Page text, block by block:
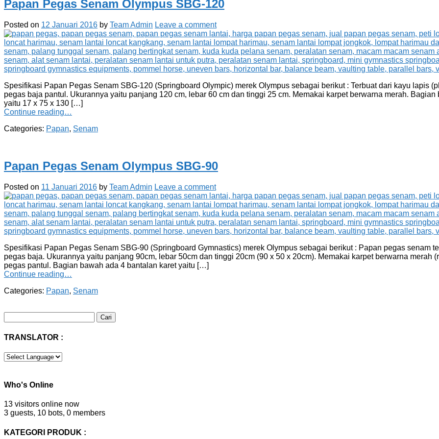
Papan Pegas Senam Olympus SBG-120
Posted on 12 Januari 2016 by Team Admin Leave a comment
Spesifikasi Papan Pegas Senam SBG-120 (Springboard Olympic) merek Olympus sebagai berikut : Terbuat dari kayu lapis
pegas baja pantul. Ukurannya yaitu panjang 120 cm, lebar 60 cm dan tinggi 25 cm. Memakai karpet berwarna merah.
yaitu 17 x 75 x 130 […]
Continue reading…
Categories: Papan, Senam
Papan Pegas Senam Olympus SBG-90
Posted on 11 Januari 2016 by Team Admin Leave a comment
Spesifikasi Papan Pegas Senam SBG-90 (Springboard Gymnastics) merek Olympus sebagai berikut : Papan pegas senam
pegas baja. Ukurannya yaitu panjang 90cm, lebar 50cm dan tinggi 20cm (90 x 50 x 20cm). Memakai karpet berwarna merah
pegas pantul. Bagian bawah ada 4 bantalan karet yaitu […]
Continue reading…
Categories: Papan, Senam
untuk:
TRANSLATOR :
Who's Online
13 visitors online now
3 guests, 10 bots, 0 members
KATEGORI PRODUK :